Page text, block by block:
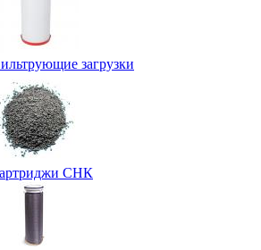
загрузки
СНК